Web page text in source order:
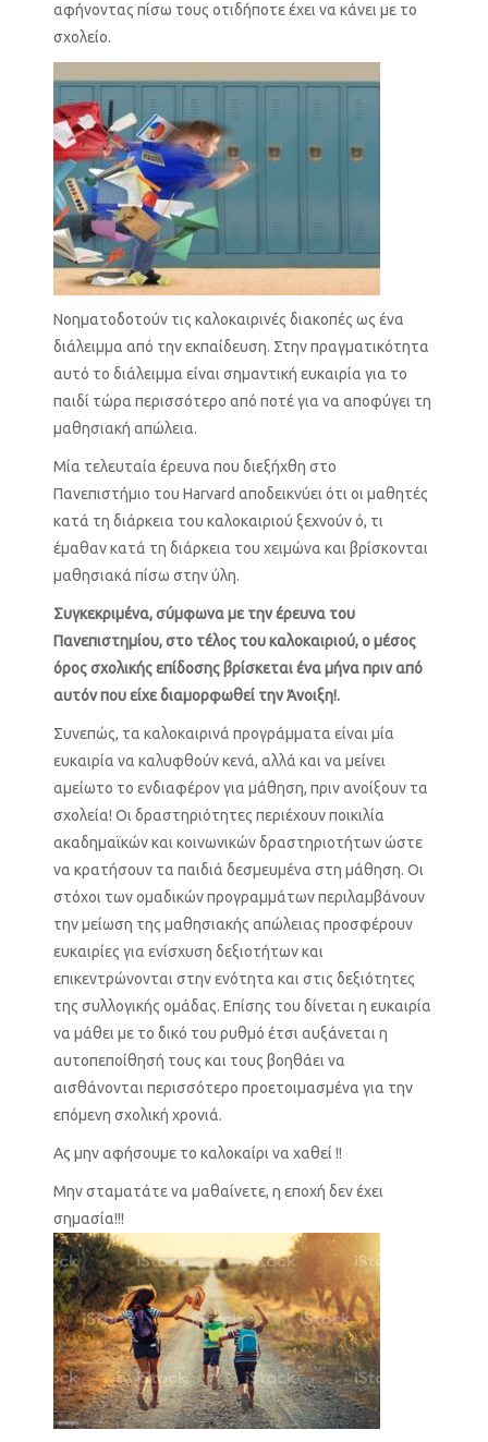
αφήνοντας πίσω τους οτιδήποτε έχει να κάνει με το
σχολείο.
Νοηματοδοτούν τις καλοκαιρινές διακοπές ως ένα
διάλειμμα από την εκπαίδευση. Στην πραγματικότητα
αυτό το διάλειμμα είναι σημαντική ευκαιρία για το
παιδί τώρα περισσότερο από ποτέ για να αποφύγει τη
μαθησιακή απώλεια.
Μία τελευταία έρευνα που διεξήχθη στο
Πανεπιστήμιο του Harvard αποδεικνύει ότι οι μαθητές
κατά τη διάρκεια του καλοκαιριού ξεχνούν ό, τι
έμαθαν κατά τη διάρκεια του χειμώνα και βρίσκονται
μαθησιακά πίσω στην ύλη.
Συγκεκριμένα, σύμφωνα με την έρευνα του
Πανεπιστημίου, στο τέλος του καλοκαιριού, ο μέσος
όρος σχολικής επίδοσης βρίσκεται ένα μήνα πριν από
αυτόν που είχε διαμορφωθεί την Άνοιξη!.
Συνεπώς, τα καλοκαιρινά προγράμματα είναι μία
ευκαιρία να καλυφθούν κενά, αλλά και να μείνει
αμείωτο το ενδιαφέρον για μάθηση, πριν ανοίξουν τα
σχολεία! Οι δραστηριότητες περιέχουν ποικιλία
ακαδημαϊκών και κοινωνικών δραστηριοτήτων ώστε
να κρατήσουν τα παιδιά δεσμευμένα στη μάθηση. Οι
στόχοι των ομαδικών προγραμμάτων περιλαμβάνουν
την μείωση της μαθησιακής απώλειας προσφέρουν
ευκαιρίες για ενίσχυση δεξιοτήτων και
επικεντρώνονται στην ενότητα και στις δεξιότητες
της συλλογικής ομάδας. Επίσης του δίνεται η ευκαιρία
να μάθει με το δικό του ρυθμό έτσι αυξάνεται η
αυτοπεποίθησή τους και τους βοηθάει να
αισθάνονται περισσότερο προετοιμασμένα για την
επόμενη σχολική χρονιά.
Ας μην αφήσουμε το καλοκαίρι να χαθεί !!
Μην σταματάτε να μαθαίνετε, η εποχή δεν έχει
σημασία!!!